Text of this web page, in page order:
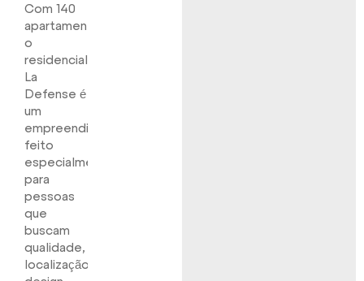
Com 140
apartamentos
o
residencial
La
Defense é
um
empreendimento
feito
especialmente
para
pessoas
que
buscam
qualidade,
localização,